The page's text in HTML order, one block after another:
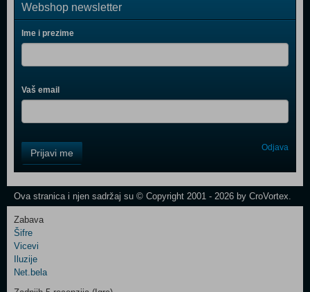
Webshop newsletter
Ime i prezime
Vaš email
Field
One
Control
Two
Newsletter
Prijavi me Odjava
Ova stranica i njen sadržaj su © Copyright 2001 - 2026 by CroVortex.
Zabava
Šifre
Vicevi
Iluzije
Net.bela